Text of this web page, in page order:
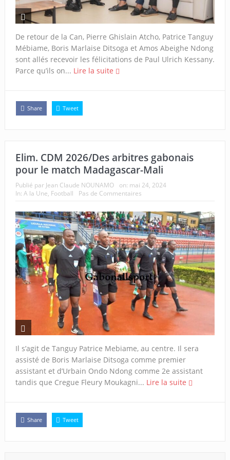
De retour de la Can, Pierre Ghislain Atcho, Patrice Tanguy
Mébiame, Boris Marlaise Ditsoga et Amos Abeighe Ndong
sont allés recevoir les félicitations de Paul Ulrich Kessany.
Parce qu’ils on... Lire la suite
Share Tweet
Elim. CDM 2026/Des arbitres gabonais
pour le match Madagascar-Mali
Publié par Jean Claude NOUNAMO on: mai 24, 2024
In: A la Une, Football Pas de Commentaires
Il s’agit de Tanguy Patrice Mebiame, au centre. Il sera
assisté de Boris Marlaise Ditsoga comme premier
assistant et d’Urbain Ondo Ndong comme 2e assistant
tandis que Cregue Fleury Moukagni... Lire la suite
Share Tweet